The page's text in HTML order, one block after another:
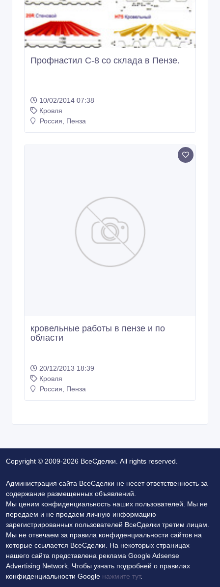
Профнастил С-8 со склада в Пензе.
10/02/2014 07:38
Кровля
Россия, Пенза
кровельные работы в пензе и по
области
20/12/2013 18:39
Кровля
Россия, Пенза
Copyright © 2009-2026 ВсеСделки. All rights reserved.
Администрация сайта ВсеСделки не несет ответственность за
содержание размещенных объявлений.
Мы ценим конфиденциальность наших пользователей. Мы не
передаем и не продаем личную информацию
зарегистрированных пользователей ВсеСделки третим лицам.
Мы не отвечаем за правила конфиденциальности сайтов на
которые ссылается ВсеСделки. На некоторых страницах
нашего сайта представлена реклама Google Adsense
Advertising Network. Чтобы узнать подробней о правилах
конфиденциальности Google нажмите тут.